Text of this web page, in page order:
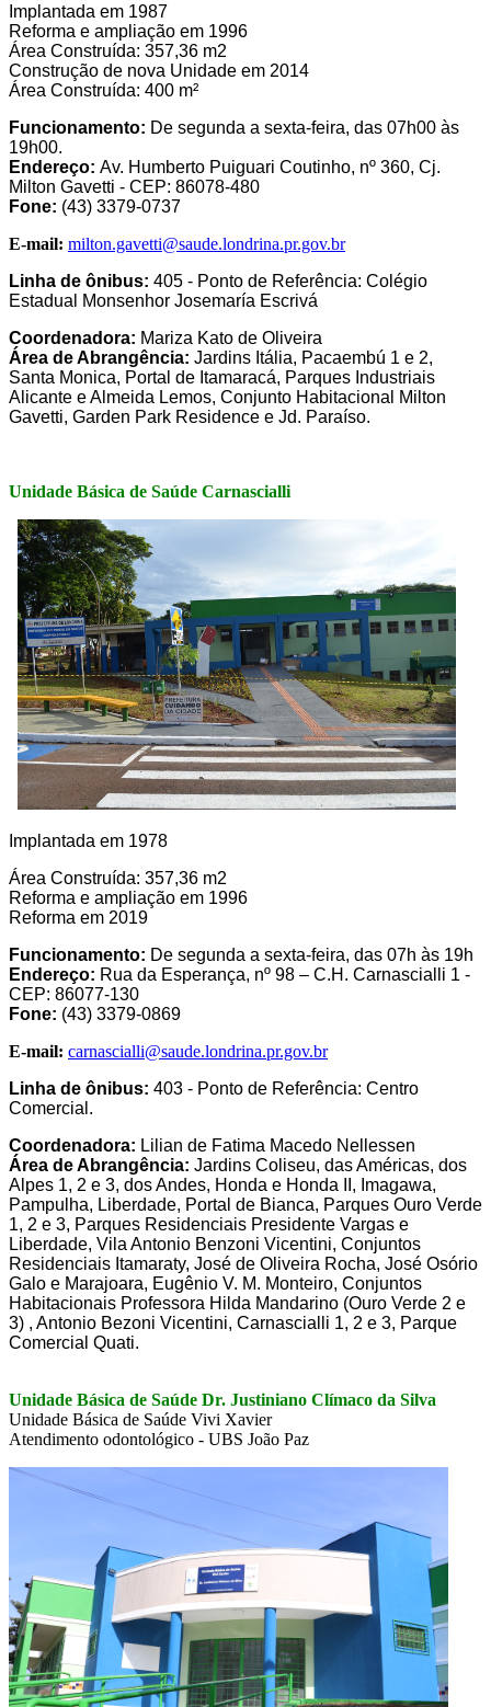
Implantada em 1987
Reforma e ampliação em 1996
Área Construída: 357,36 m2
Construção de nova Unidade em 2014
Área Construída: 400 m²
Funcionamento: De segunda a sexta-feira, das 07h00 às
19h00.
Endereço: Av. Humberto Puiguari Coutinho, nº 360, Cj.
Milton Gavetti - CEP: 86078-480
Fone: (43) 3379-0737
E-mail: milton.gavetti@saude.londrina.pr.gov.br
Linha de ônibus: 405 - Ponto de Referência: Colégio
Estadual Monsenhor Josemaría Escrivá
Coordenadora: Mariza Kato de Oliveira
Área de Abrangência: Jardins Itália, Pacaembú 1 e 2,
Santa Monica, Portal de Itamaracá, Parques Industriais
Alicante e Almeida Lemos, Conjunto Habitacional Milton
Gavetti, Garden Park Residence e Jd. Paraíso.
Unidade Básica de Saúde Carnascialli
Implantada em 1978
Área Construída: 357,36 m2
Reforma e ampliação em 1996
Reforma em 2019
Funcionamento: De segunda a sexta-feira, das 07h às 19h
Endereço: Rua da Esperança, nº 98 – C.H. Carnascialli 1 -
CEP: 86077-130
Fone: (43) 3379-0869
E-mail: carnascialli@saude.londrina.pr.gov.br
Linha de ônibus: 403 - Ponto de Referência: Centro
Comercial.
Coordenadora: Lilian de Fatima Macedo Nellessen
Área de Abrangência: Jardins Coliseu, das Américas, dos
Alpes 1, 2 e 3, dos Andes, Honda e Honda II, Imagawa,
Pampulha, Liberdade, Portal de Bianca, Parques Ouro Verde
1, 2 e 3, Parques Residenciais Presidente Vargas e
Liberdade, Vila Antonio Benzoni Vicentini, Conjuntos
Residenciais Itamaraty, José de Oliveira Rocha, José Osório
Galo e Marajoara, Eugênio V. M. Monteiro, Conjuntos
Habitacionais Professora Hilda Mandarino (Ouro Verde 2 e
3) , Antonio Bezoni Vicentini, Carnascialli 1, 2 e 3, Parque
Comercial Quati.
Unidade Básica de Saúde Dr. Justiniano Clímaco da Silva
Unidade Básica de Saúde Vivi Xavier
Atendimento odontológico - UBS João Paz